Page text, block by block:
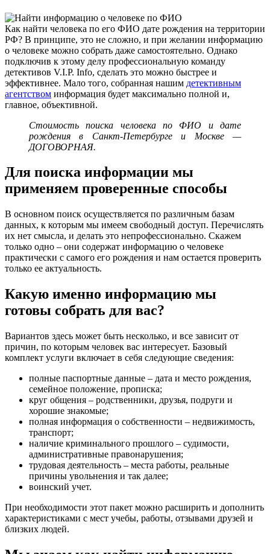
Как найти человека по его ФИО дате рождения на территории
РФ? В принципе, это не сложно, и при желании информацию
о человеке можно собрать даже самостоятельно. Однако
подключив к этому делу профессиональную команду
детективов V.I.P. Info, сделать это можно быстрее и
эффективнее. Мало того, собранная нашим детективным
агентством информация будет максимально полной и,
главное, объективной.
Стоимость поиска человека по ФИО и дате
рождения в Санкт-Петербурге и Москве —
ДОГОВОРНАЯ.
Для поиска информации мы
применяем проверенные способы
В основном поиск осуществляется по различным базам
данных, к которым мы имеем свободный доступ. Перечислять
их нет смысла, и делать это непрофессионально. Скажем
только одно – они содержат информацию о человеке
практически с самого его рождения и нам остается проверить
только ее актуальность.
Какую именно информацию мы
готовы собрать для вас?
Вариантов здесь может быть несколько, и все зависит от
причин, по которым человек вас интересует. Базовый
комплект услуги включает в себя следующие сведения:
полные паспортные данные – дата и место рождения,
семейное положение, прописка;
круг общения – родственники, друзья, подруги и
хорошие знакомые;
полная информация о собственности – недвижимость,
транспорт;
наличие криминального прошлого – судимости,
административные правонарушения;
трудовая деятельность – места работы, реальные
причины увольнения и так далее;
воинский учет.
При необходимости этот пакет можно расширить и дополнить
характеристиками с мест учебы, работы, отзывами друзей и
близких людей.